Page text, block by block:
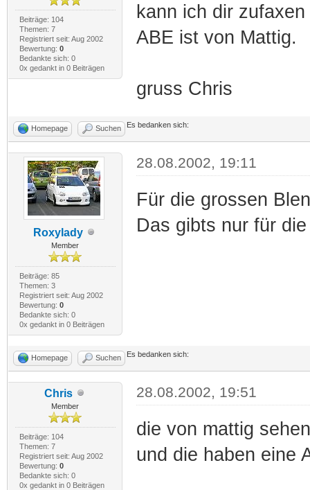
Beiträge: 104
Themen: 7
Registriert seit: Aug 2002
Bewertung: 0
Bedankte sich: 0
0x gedankt in 0 Beiträgen
kann ich dir zufaxen
ABE ist von Mattig.
gruss Chris
Homepage Suchen Es bedanken sich:
Roxylady
Member
Beiträge: 85
Themen: 3
Registriert seit: Aug 2002
Bewertung: 0
Bedankte sich: 0
0x gedankt in 0 Beiträgen
28.08.2002, 19:11
Für die grossen
Das gibts nur für
Homepage Suchen Es bedanken sich:
Chris
Member
Beiträge: 104
Themen: 7
Registriert seit: Aug 2002
Bewertung: 0
Bedankte sich: 0
0x gedankt in 0 Beiträgen
28.08.2002, 19:51
die von mattig
und die haben eine